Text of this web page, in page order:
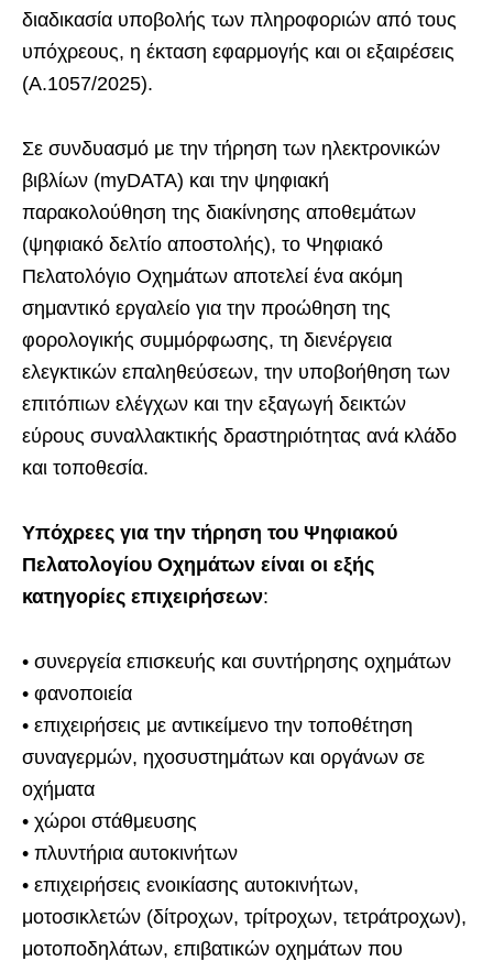
διαδικασία υποβολής των πληροφοριών από τους
υπόχρεους, η έκταση εφαρμογής και οι εξαιρέσεις
(Α.1057/2025).
Σε συνδυασμό με την τήρηση των ηλεκτρονικών
βιβλίων (myDATA) και την ψηφιακή
παρακολούθηση της διακίνησης αποθεμάτων
(ψηφιακό δελτίο αποστολής), το Ψηφιακό
Πελατολόγιο Οχημάτων αποτελεί ένα ακόμη
σημαντικό εργαλείο για την προώθηση της
φορολογικής συμμόρφωσης, τη διενέργεια
ελεγκτικών επαληθεύσεων, την υποβοήθηση των
επιτόπιων ελέγχων και την εξαγωγή δεικτών
εύρους συναλλακτικής δραστηριότητας ανά κλάδο
και τοποθεσία.
Υπόχρεες για την τήρηση του Ψηφιακού
Πελατολογίου Οχημάτων είναι οι εξής
κατηγορίες επιχειρήσεων:
• συνεργεία επισκευής και συντήρησης οχημάτων
• φανοποιεία
• επιχειρήσεις με αντικείμενο την τοποθέτηση
συναγερμών, ηχοσυστημάτων και οργάνων σε
οχήματα
• χώροι στάθμευσης
• πλυντήρια αυτοκινήτων
• επιχειρήσεις ενοικίασης αυτοκινήτων,
μοτοσικλετών (δίτροχων, τρίτροχων, τετράτροχων),
μοτοποδηλάτων, επιβατικών οχημάτων που